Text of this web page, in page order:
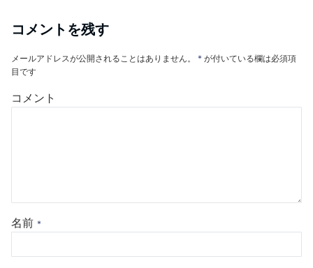
コメントを残す
メールアドレスが公開されることはありません。 * が付いている欄は必須項
目です
コメント
名前 *